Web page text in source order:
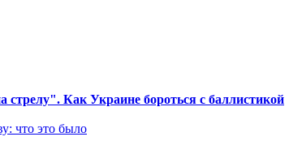
стрелу". Как Украине бороться с баллистикой
что это было